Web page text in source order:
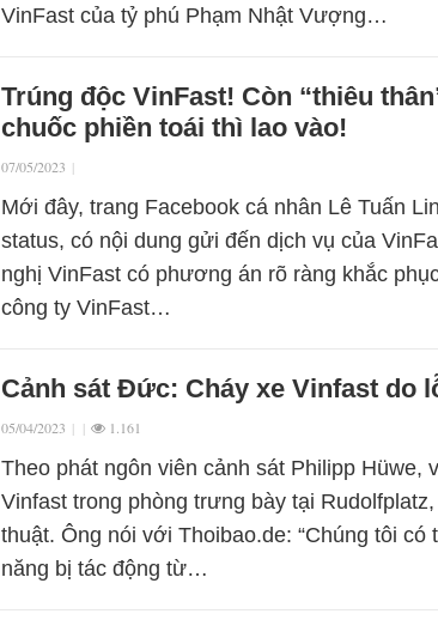
VinFast của tỷ phú Phạm Nhật Vượng…
Trúng độc VinFast! Còn “thiêu
chuốc phiền toái thì lao vào!
07/05/2023 |
Mới đây, trang Facebook cá nhân Lê Tuấn
status, có nội dung gửi đến dịch vụ của
nghị VinFast có phương án rõ ràng khắc
công ty VinFast…
Cảnh sát Đức: Cháy xe Vinfast do
05/04/2023 | | 1.161
Theo phát ngôn viên cảnh sát Philipp Hüwe,
Vinfast trong phòng trưng bày tại
thuật. Ông nói với Thoibao.de: “Chúng tôi có
năng bị tác động từ…